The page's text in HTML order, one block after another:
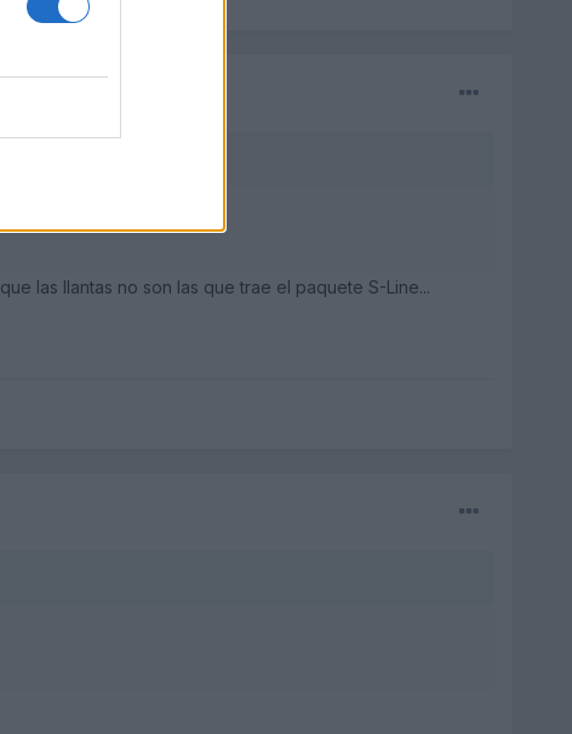
las llantas no son las que trae el paquete S-Line...